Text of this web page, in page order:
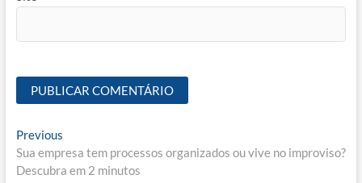
Navegação
de
PreviousPrevious
post:
Sua empresa tem processos organizados ou vive no improviso?
Descubra em 2 minutos